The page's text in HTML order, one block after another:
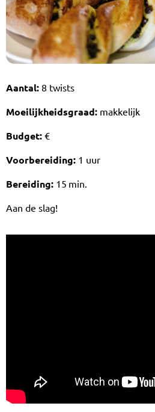
Aantal: 8 twists
Moeilijkheidsgraad: makkelijk
Budget: €
Voorbereiding: 1 uur
Bereiding: 15 min.
Aan de slag!